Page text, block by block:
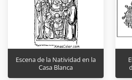
Escena de la Natividad en la
Casa Blanca